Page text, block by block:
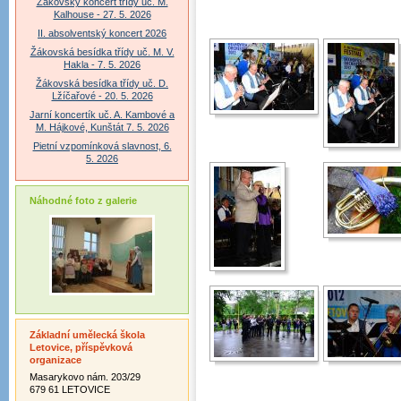
Kalhouse - 27. 5. 2026
II. absolventský koncert 2026
Žákovská besídka třídy uč. M. V.
Hakla - 7. 5. 2026
Žákovská besídka třídy uč. D.
Lžíčařové - 20. 5. 2026
Jarní koncertík uč. A. Kambové a
M. Hájkové, Kunštát 7. 5. 2026
Pietní vzpomínková slavnost, 6.
5. 2026
Náhodné foto z galerie
Základní umělecká škola
Letovice, příspěvková
organizace
Masarykovo nám. 203/29
679 61 LETOVICE